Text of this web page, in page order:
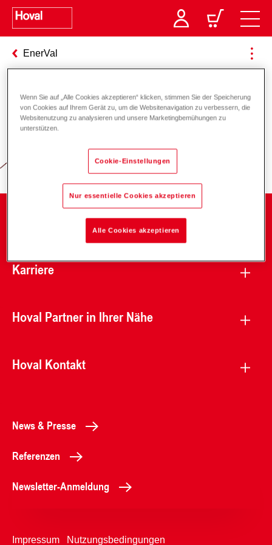
EnerVal
Verantwortung für Energie und
Karriere
Hoval Partner in Ihrer Nähe
Hoval Kontakt
News & Presse
Referenzen
Newsletter-Anmeldung
Impressum Nutzungsbedingungen
Wenn Sie auf „Alle Cookies akzeptieren“ klicken, stimmen Sie der Speicherung
von Cookies auf Ihrem Gerät zu, um die Websitenavigation zu verbessern, die
Websitenutzung zu analysieren und unsere Marketingbemühungen zu
unterstützen.
Cookie-Einstellungen
Nur essentielle Cookies akzeptieren
Alle Cookies akzeptieren